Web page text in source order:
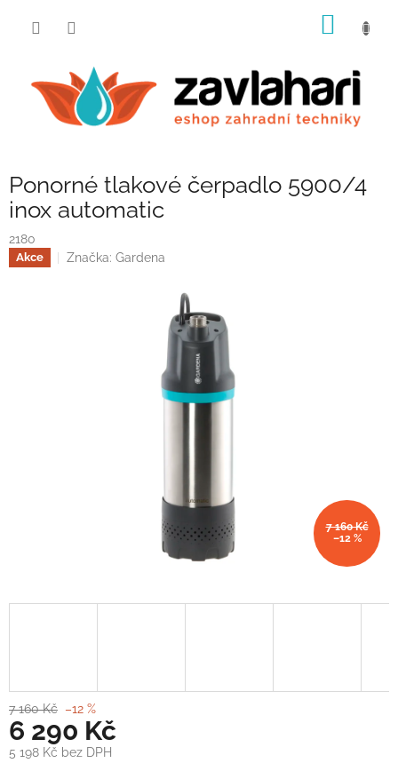
Ponorné tlakové čerpadlo 5900/4
inox automatic
2180
Akce Značka: Gardena
7 160 Kč
–12 %
7 160 Kč –12 %
6 290 Kč
5 198 Kč bez DPH